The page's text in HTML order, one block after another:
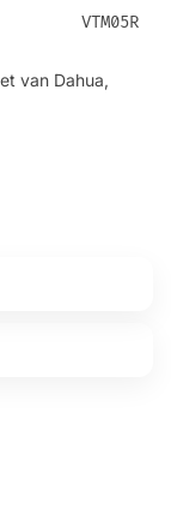
VTM05R
van Dahua,